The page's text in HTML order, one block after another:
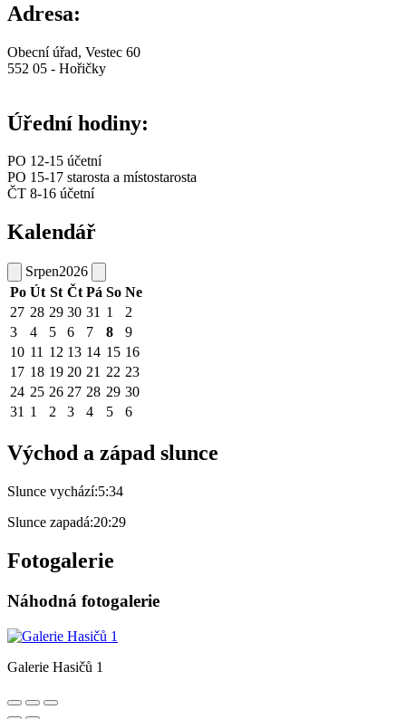
Adresa:
Obecní úřad, Vestec 60
552 05 - Hořičky
Úřední hodiny:
PO 12-15 účetní
PO 15-17 starosta a místostarosta
ČT 8-16 účetní
Kalendář
Srpen2026
Po Út St Čt Pá So Ne
27 28 29 30 31 1
2
3
4 5 6 7 8
9
10 11 12 13 14 15 16
17 18 19 20 21 22 23
24 25 26 27 28 29 30
31 1 2 3 4 5 6
Východ a západ slunce
Slunce vychází:5:34
Slunce zapadá:20:29
Fotogalerie
Náhodná fotogalerie
Galerie Hasičů 1